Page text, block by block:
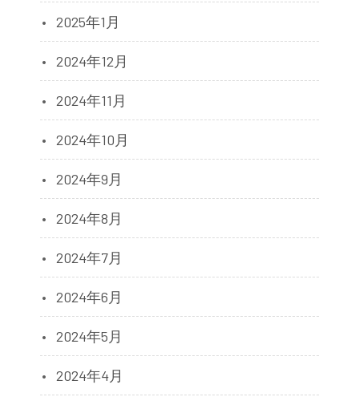
2025年1月
2024年12月
2024年11月
2024年10月
2024年9月
2024年8月
2024年7月
2024年6月
2024年5月
2024年4月